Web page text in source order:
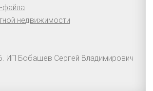
файла
недвижимости
ИП Бобашев Сергей Владимирович